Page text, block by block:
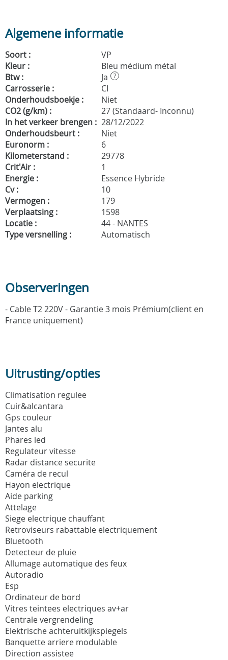
Algemene informatie
Soort :
VP
Kleur :
Bleu médium métal
Btw :
Ja ?
Carrosserie :
CI
Onderhoudsboekje :
Niet
CO2 (g/km) :
27 (Standaard- Inconnu)
In het verkeer brengen : 28/12/2022
Onderhoudsbeurt :
Niet
Euronorm :
6
Kilometerstand :
29778
Crit'Air :
1
Energie :
Essence Hybride
Cv :
10
Vermogen :
179
Verplaatsing :
1598
Locatie :
44 - NANTES
Type versnelling :
Automatisch
Observeringen
- Cable T2 220V - Garantie 3 mois Prémium(client en
France uniquement)
Uitrusting/opties
Climatisation regulee
Cuir&alcantara
Gps couleur
Jantes alu
Phares led
Regulateur vitesse
Radar distance securite
Caméra de recul
Hayon electrique
Aide parking
Attelage
Siege electrique chauffant
Retroviseurs rabattable electriquement
Bluetooth
Detecteur de pluie
Allumage automatique des feux
Autoradio
Esp
Ordinateur de bord
Vitres teintees electriques av+ar
Centrale vergrendeling
Elektrische achteruitkijkspiegels
Banquette arriere modulable
Direction assistee